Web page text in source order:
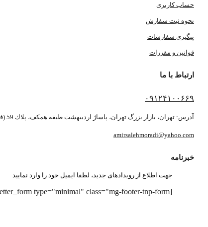
حساب کاربری
نحوه ثبت سفارش
پیگیری سفارشات
قوانین و مقررات
ارتباط با ما
۰۹۱۲۴۱۰۰۶۶۹
آدرس: تهران، بازار بزرگ تهران، پاساژ ارديبهشت طبقه همكف، پلاك 59 (فروش بصورت آنلاین می باشد)
amirsalehmoradi@yahoo.com
خبرنامه
جهت اطلاع از رویدادهای جدید، لطفا ایمیل خود را وارد نمایید
[newsletter_form type="minimal" class="mg-footer-tnp-form"]